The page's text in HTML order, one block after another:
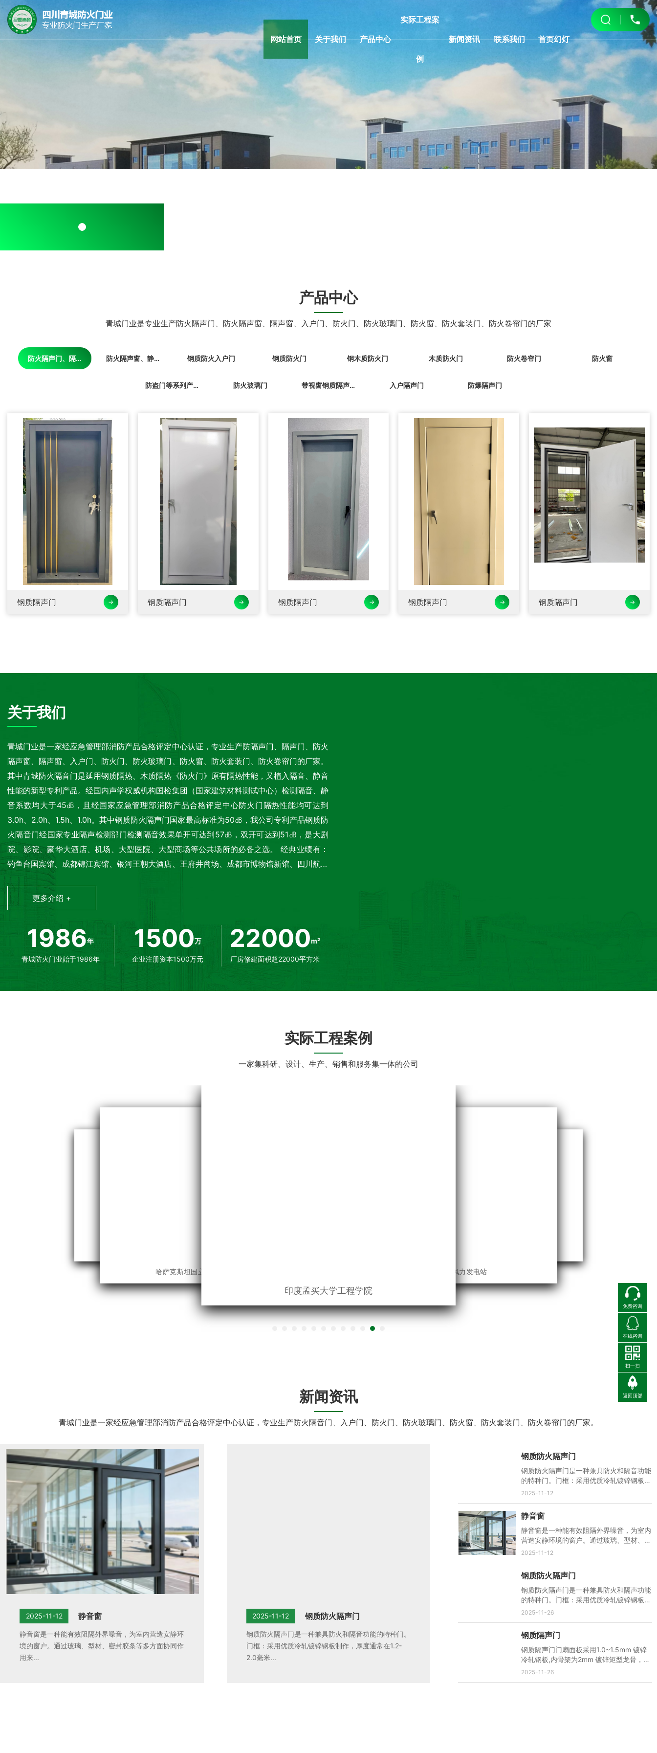
网站首页 关于我们
公司简介
荣誉资质
厂区环境
产品中心
防火隔声窗、静音窗
钢质防火门
钢木质防火门
木质防火门
实际工程案
例
新闻资讯 联系我们 首页幻灯
产品中心
青城门业是专业生产防火隔声门、防火隔声窗、隔声窗、入户门、防火门、防火玻璃门、防火窗、防火套装门、防火卷帘门的厂家
防火隔声门、隔声门 防火隔声窗、静音窗 钢质防火入户门 钢质防火门 钢木质防火门 木质防火门 防火卷帘门 防火窗
防盗门等系列产品 防火玻璃门 带视窗钢质隔声门 入户隔声门 防爆隔声门
钢质隔声门 → 钢质隔声门 → 钢质隔声门 → 钢质隔声门 → 钢质隔声门 →
关于我们
青城门业是一家经应急管理部消防产品合格评定中心认证，专业生产防隔声门、隔声门、防火
隔声窗、隔声窗、入户门、防火门、防火玻璃门、防火窗、防火套装门、防火卷帘门的厂家。
其中青城防火隔音门是延用钢质隔热、木质隔热《防火门》原有隔热性能，又植入隔音、静音
性能的新型专利产品。经国内声学权威机构国检集团（国家建筑材料测试中心）检测隔音、静
音系数均大于45㏈，且经国家应急管理部消防产品合格评定中心防火门隔热性能均可达到
3.0h、2.0h、1.5h、1.0h。其中钢质防火隔声门国家最高标准为50㏈，我公司专利产品钢质防
火隔音门经国家专业隔声检测部门检测隔音效果单开可达到57㏈，双开可达到51㏈，是大剧
院、影院、豪华大酒店、机场、大型医院、大型商场等公共场所的必备之选。 经典业绩有：
钓鱼台国宾馆、成都锦江宾馆、银河王朝大酒店、王府井商场、成都市博物馆新馆、四川航空
大厦、中粮大悦城、三峡集团巴基斯坦风力发电站、老挝万象省卡西市火车站、缅甸曼德勒州
地方政府福利保障用房、卢旺达国立大学基加利建筑学院、哈萨克斯坦国立农业研究大学、印
度孟买大学工程学院等工程所采用。
更多介绍 +
1986年
青城防火门业始于1986年
1500万
企业注册资本1500万元
22000m²
厂房修建面积超22000平方米
实际工程案例
一家集科研、设计、生产、销售和服务集一体的公司
印度孟买大学工程学院
巴基斯坦风力发电站
中粮大悦城.成都
新闻资讯
青城门业是一家经应急管理部消防产品合格评定中心认证，专业生产防火隔音门、入户门、防火门、防火玻璃门、防火窗、防火套装门、防火卷帘门的厂家。
2025-11-12 静音窗
静音窗是一种能有效阻隔外界噪音，为室内营造安静环
境的窗户。通过玻璃、型材、密封胶条等多方面协同作
用来...
2025-11-12 钢质防火隔声门
钢质防火隔声门是一种兼具防火和隔音功能的特种门。
门框：采用优质冷轧镀锌钢板制作，厚度通常在1.2-
2.0毫米...
钢质防火隔声门
钢质防火隔声门是一种兼具防火和隔音功能
的特种门。门框：采用优质冷轧镀锌钢板制
作，厚度通常在1.2-2.0毫米...
2025-11-12
静音窗
静音窗是一种能有效阻隔外界噪音，为室内
营造安静环境的窗户。通过玻璃、型材、密
封胶条等多方面协同作用来...
2025-11-12
钢质防火隔声门
钢质防火隔声门是一种兼具防火和隔声功能
的特种门。门框：采用优质冷轧镀锌钢板制
作，厚度通常在1.2-2.0毫米...
2025-11-26
钢质隔声门
钢质隔声门门扇面板采用1.0~1.5mm 镀锌
冷轧钢板,内骨架为2mm 镀锌矩型龙骨，门
扇内部填充优质吸音隔音材料。...
2025-11-26
免费咨询
在线咨询
扫一扫
返回顶部